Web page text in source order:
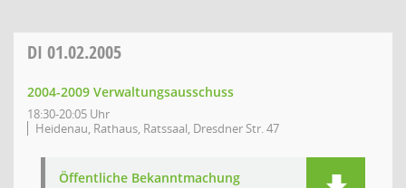
DI 01.02.2005
2004-2009 Verwaltungsausschuss
18:30-20:05 Uhr
Heidenau, Rathaus, Ratssaal, Dresdner Str. 47
Öffentliche Bekanntmachung